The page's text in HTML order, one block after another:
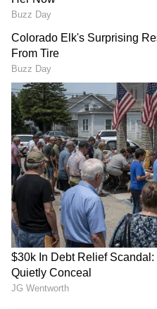
blending is
processes that…
pic.twitter.com/
— Bharat
June 17, 2026